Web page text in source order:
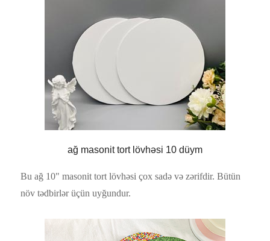
ağ masonit tort lövhəsi 10 düym
Bu ağ 10" masonit tort lövhəsi çox sadə və zərifdir. Bütün
növ tədbirlər üçün uyğundur.